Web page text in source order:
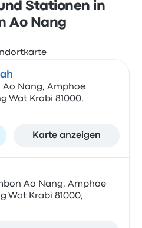
Stationen in
Ao Nang
Ao Nang, Amphoe
Wat Krabi 81000,
Karte anzeigen
Ao Nang, Amphoe
Wat Krabi 81000,